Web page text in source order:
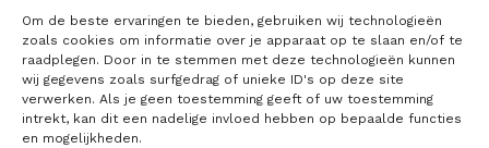
Om de beste ervaringen te bieden, gebruiken wij technologieën
zoals cookies om informatie over je apparaat op te slaan en/of te
raadplegen. Door in te stemmen met deze technologieën kunnen
wij gegevens zoals surfgedrag of unieke ID's op deze site
verwerken. Als je geen toestemming geeft of uw toestemming
intrekt, kan dit een nadelige invloed hebben op bepaalde functies
en mogelijkheden.
Zaterdag
09:00 – 17:00
Zondag
Laatste zondag van de maand